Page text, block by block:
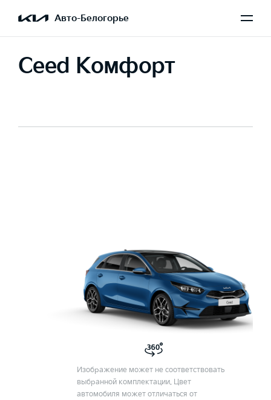
Авто-Белогорье
Ceed Комфорт
Изображение может не соответствовать
выбранной комплектации. Цвет
автомобиля может отличаться от